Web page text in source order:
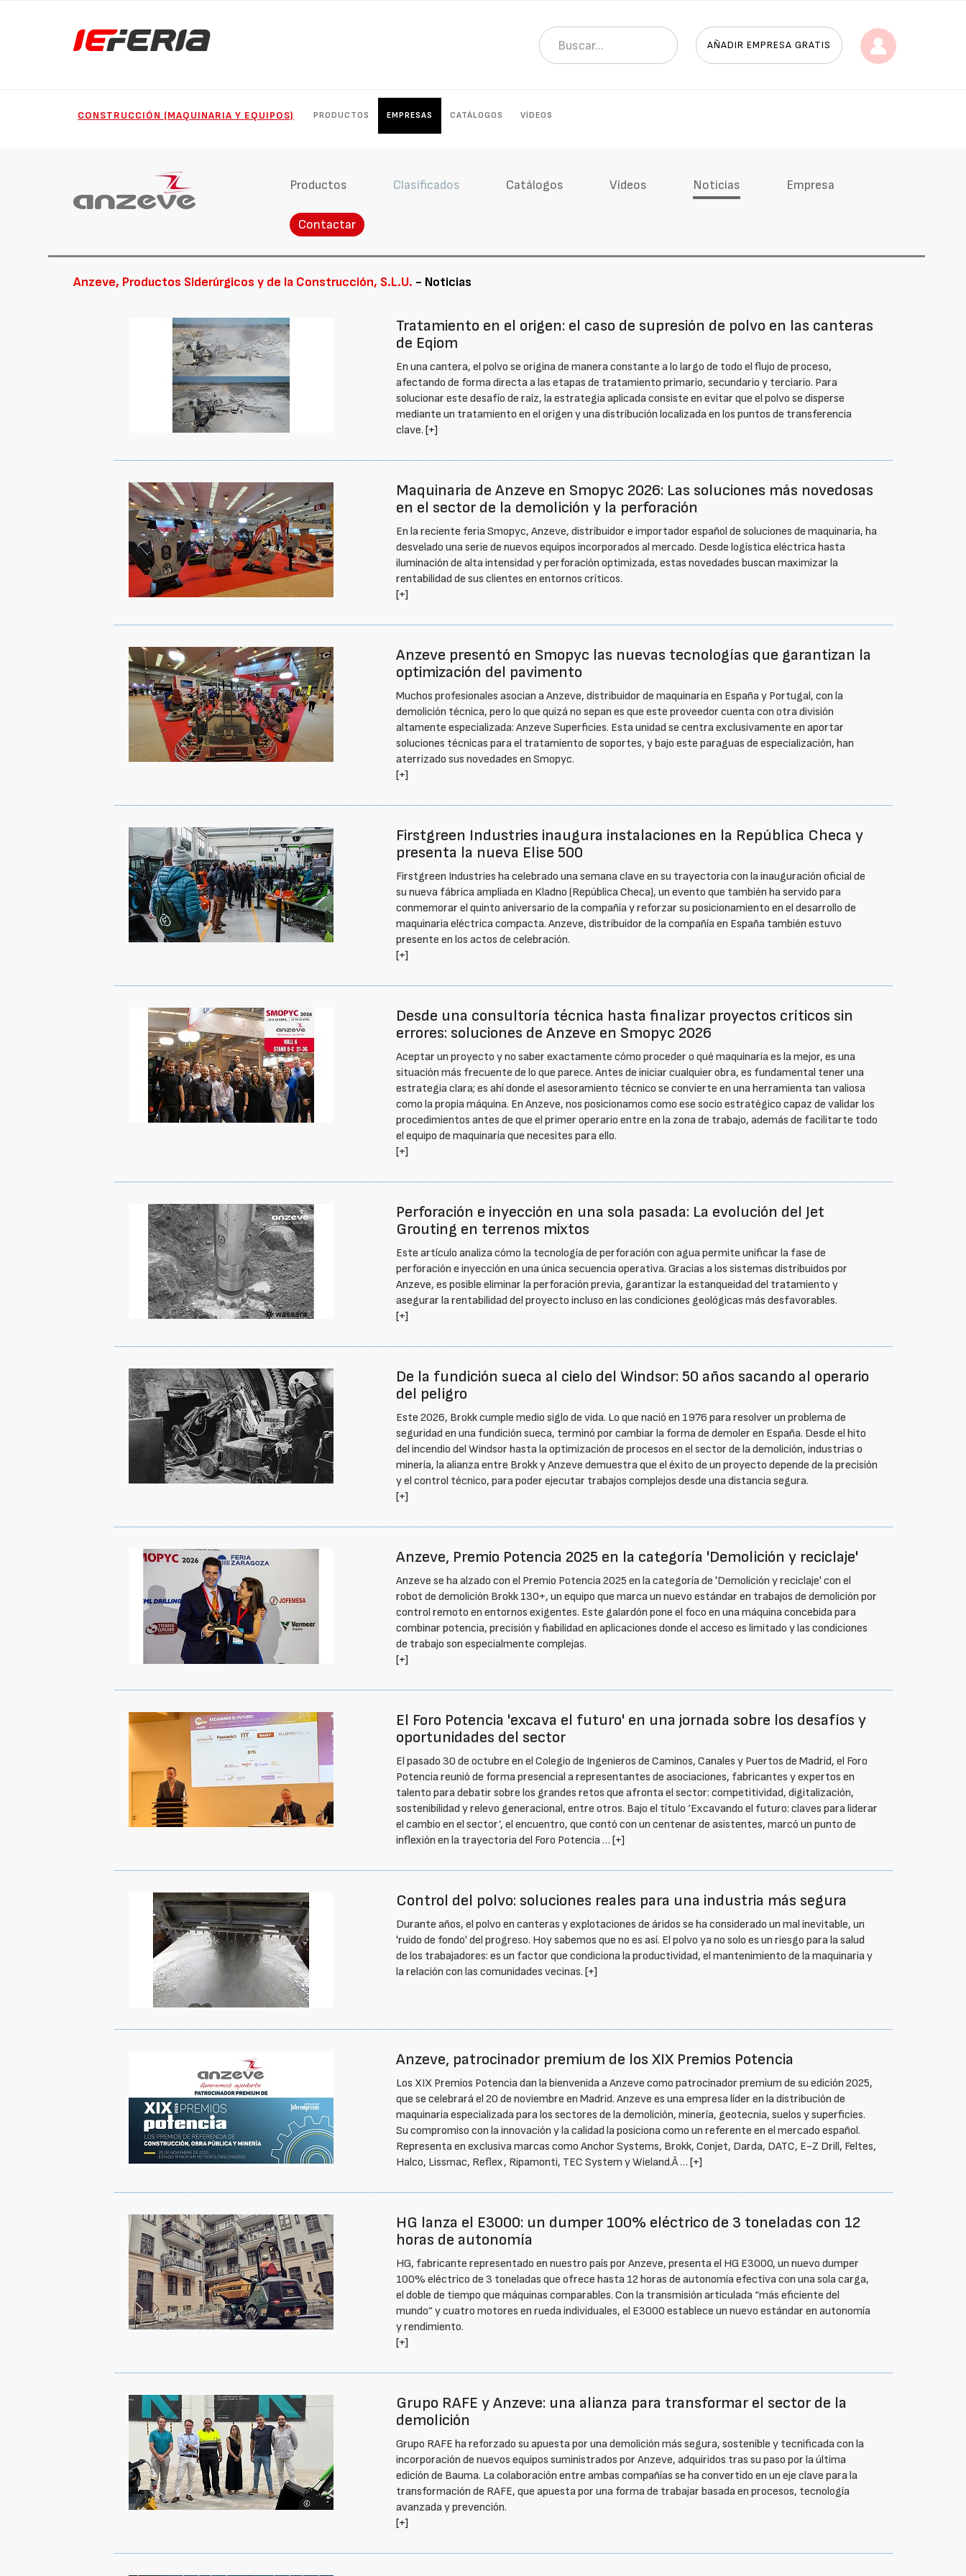
AÑADIR EMPRESA GRATIS
CONSTRUCCIÓN (MAQUINARIA Y EQUIPOS) PRODUCTOS EMPRESAS CATÁLOGOS VÍDEOS
Productos Clasificados Catálogos Vídeos Noticias Empresa
Contactar
Anzeve, Productos Siderúrgicos y de la Construcción, S.L.U. - Noticias
Tratamiento en el origen: el caso de supresión de polvo en las canteras
de Eqiom
En una cantera, el polvo se origina de manera constante a lo largo de todo el flujo de proceso,
afectando de forma directa a las etapas de tratamiento primario, secundario y terciario. Para
solucionar este desafío de raíz, la estrategia aplicada consiste en evitar que el polvo se disperse
mediante un tratamiento en el origen y una distribución localizada en los puntos de transferencia
clave.[+]
Maquinaria de Anzeve en Smopyc 2026: Las soluciones más novedosas
en el sector de la demolición y la perforación
En la reciente feria Smopyc, Anzeve, distribuidor e importador español de soluciones de maquinaria, ha
desvelado una serie de nuevos equipos incorporados al mercado. Desde logística eléctrica hasta
iluminación de alta intensidad y perforación optimizada, estas novedades buscan maximizar la
rentabilidad de sus clientes en entornos críticos.
[+]
Anzeve presentó en Smopyc las nuevas tecnologías que garantizan la
optimización del pavimento
Muchos profesionales asocian a Anzeve, distribuidor de maquinaria en España y Portugal, con la
demolición técnica, pero lo que quizá no sepan es que este proveedor cuenta con otra división
altamente especializada: Anzeve Superficies. Esta unidad se centra exclusivamente en aportar
soluciones técnicas para el tratamiento de soportes, y bajo este paraguas de especialización, han
aterrizado sus novedades en Smopyc.
[+]
Firstgreen Industries inaugura instalaciones en la República Checa y
presenta la nueva Elise 500
Firstgreen Industries ha celebrado una semana clave en su trayectoria con la inauguración oficial de
su nueva fábrica ampliada en Kladno (República Checa), un evento que también ha servido para
conmemorar el quinto aniversario de la compañía y reforzar su posicionamiento en el desarrollo de
maquinaria eléctrica compacta. Anzeve, distribuidor de la compañía en España también estuvo
presente en los actos de celebración.
[+]
Desde una consultoría técnica hasta finalizar proyectos críticos sin
errores: soluciones de Anzeve en Smopyc 2026
Aceptar un proyecto y no saber exactamente cómo proceder o qué maquinaria es la mejor, es una
situación más frecuente de lo que parece. Antes de iniciar cualquier obra, es fundamental tener una
estrategia clara; es ahí donde el asesoramiento técnico se convierte en una herramienta tan valiosa
como la propia máquina. En Anzeve, nos posicionamos como ese socio estratégico capaz de validar los
procedimientos antes de que el primer operario entre en la zona de trabajo, además de facilitarte todo
el equipo de maquinaria que necesites para ello.
[+]
Perforación e inyección en una sola pasada: La evolución del Jet
Grouting en terrenos mixtos
Este artículo analiza cómo la tecnología de perforación con agua permite unificar la fase de
perforación e inyección en una única secuencia operativa. Gracias a los sistemas distribuidos por
Anzeve, es posible eliminar la perforación previa, garantizar la estanqueidad del tratamiento y
asegurar la rentabilidad del proyecto incluso en las condiciones geológicas más desfavorables.
[+]
De la fundición sueca al cielo del Windsor: 50 años sacando al operario
del peligro
Este 2026, Brokk cumple medio siglo de vida. Lo que nació en 1976 para resolver un problema de
seguridad en una fundición sueca, terminó por cambiar la forma de demoler en España. Desde el hito
del incendio del Windsor hasta la optimización de procesos en el sector de la demolición, industrias o
minería, la alianza entre Brokk y Anzeve demuestra que el éxito de un proyecto depende de la precisión
y el control técnico, para poder ejecutar trabajos complejos desde una distancia segura.
[+]
Anzeve, Premio Potencia 2025 en la categoría 'Demolición y reciclaje'
Anzeve se ha alzado con el Premio Potencia 2025 en la categoría de 'Demolición y reciclaje' con el
robot de demolición Brokk 130+, un equipo que marca un nuevo estándar en trabajos de demolición por
control remoto en entornos exigentes. Este galardón pone el foco en una máquina concebida para
combinar potencia, precisión y fiabilidad en aplicaciones donde el acceso es limitado y las condiciones
de trabajo son especialmente complejas.
[+]
El Foro Potencia 'excava el futuro' en una jornada sobre los desafíos y
oportunidades del sector
El pasado 30 de octubre en el Colegio de Ingenieros de Caminos, Canales y Puertos de Madrid, el Foro
Potencia reunió de forma presencial a representantes de asociaciones, fabricantes y expertos en
talento para debatir sobre los grandes retos que afronta el sector: competitividad, digitalización,
sostenibilidad y relevo generacional, entre otros. Bajo el título ‘Excavando el futuro: claves para liderar
el cambio en el sector’, el encuentro, que contó con un centenar de asistentes, marcó un punto de
inflexión en la trayectoria del Foro Potencia …[+]
Control del polvo: soluciones reales para una industria más segura
Durante años, el polvo en canteras y explotaciones de áridos se ha considerado un mal inevitable, un
'ruido de fondo' del progreso. Hoy sabemos que no es así. El polvo ya no solo es un riesgo para la salud
de los trabajadores: es un factor que condiciona la productividad, el mantenimiento de la maquinaria y
la relación con las comunidades vecinas.[+]
Anzeve, patrocinador premium de los XIX Premios Potencia
Los XIX Premios Potencia dan la bienvenida a Anzeve como patrocinador premium de su edición 2025,
que se celebrará el 20 de noviembre en Madrid. Anzeve es una empresa líder en la distribución de
maquinaria especializada para los sectores de la demolición, minería, geotecnia, suelos y superficies.
Su compromiso con la innovación y la calidad la posiciona como un referente en el mercado español.
Representa en exclusiva marcas como Anchor Systems, Brokk, Conjet, Darda, DATC, E-Z Drill, Feltes,
Halco, Lissmac, Reflex, Ripamonti, TEC System y Wieland.Â …[+]
HG lanza el E3000: un dumper 100% eléctrico de 3 toneladas con 12
horas de autonomía
HG, fabricante representado en nuestro país por Anzeve, presenta el HG E3000, un nuevo dumper
100% eléctrico de 3 toneladas que ofrece hasta 12 horas de autonomía efectiva con una sola carga,
el doble de tiempo que máquinas comparables. Con la transmisión articulada “más eficiente del
mundo” y cuatro motores en rueda individuales, el E3000 establece un nuevo estándar en autonomía
y rendimiento.
[+]
Grupo RAFE y Anzeve: una alianza para transformar el sector de la
demolición
Grupo RAFE ha reforzado su apuesta por una demolición más segura, sostenible y tecnificada con la
incorporación de nuevos equipos suministrados por Anzeve, adquiridos tras su paso por la última
edición de Bauma. La colaboración entre ambas compañías se ha convertido en un eje clave para la
transformación de RAFE, que apuesta por una forma de trabajar basada en procesos, tecnología
avanzada y prevención.
[+]